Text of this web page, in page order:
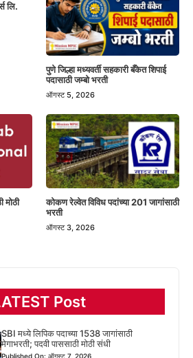
लि.
पुणे जिल्हा मध्यवर्ती सहकारी बँकेत शिपाई
पदासाठी जम्बो भरती
ऑगस्ट 5, 2026
मोठी
कोकण रेल्वेत विविध पदांच्या 201 जागांसाठी
भरती
ऑगस्ट 3, 2026
Post
SBI मध्ये लिपिक पदाच्या 1538 जागांसाठी
मेगाभरती; पदवी पाससाठी मोठी संधी
Published On: ऑगस्ट 7, 2026